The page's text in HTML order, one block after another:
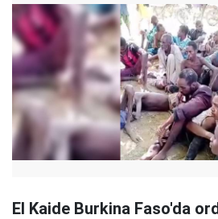
El Kaide Burkina Faso'da